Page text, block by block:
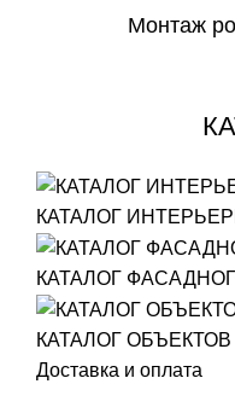
Монтаж
КАТАЛОГ
КАТАЛОГ
КАТАЛОГ ОБЪЕКТОВ
Доставка и оплата